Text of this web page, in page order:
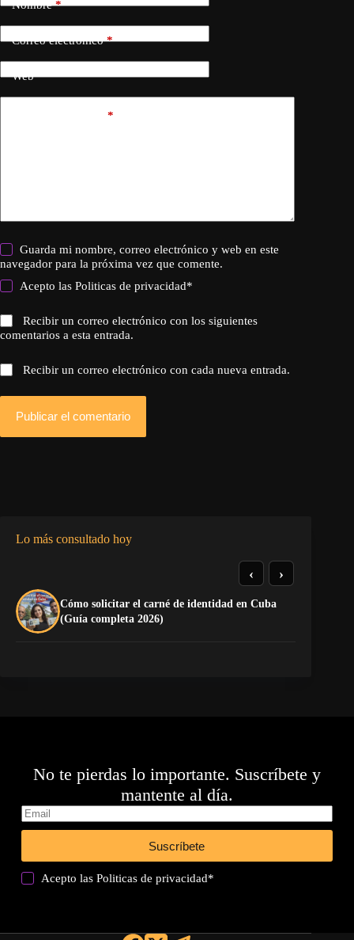
Nombre*
Correo electrónico*
Web
*
Guarda mi nombre, correo electrónico y web en este
navegador para la próxima vez que comente.
Acepto lasPoliticas de privacidad*
Recibir un correo electrónico con los siguientes
comentarios a esta entrada.
Recibir un correo electrónico con cada nueva entrada.
Publicar el comentario
Lo más consultado hoy
Cómo solicitar el carné de identidad en Cuba
(Guía completa 2026)
‹ ›
No te pierdas lo importante. Suscríbete y
mantente al día.
Suscríbete
Acepto lasPoliticas de privacidad*